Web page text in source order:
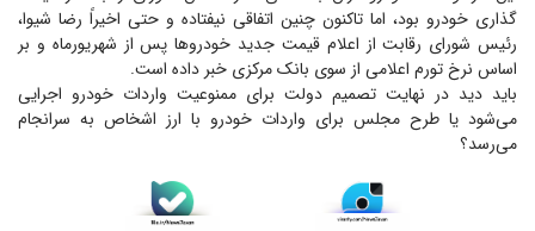
گذاری خودرو بود، اما تاکنون چنین اتفاقی نیفتاده و حتی اخیراً رضا شیوا،
رئیس شورای رقابت از اعلام قیمت جدید خودرو‌ها پس از شهریورماه و بر
اساس نرخ تورم اعلامی از سوی بانک مرکزی خبر داده است.
باید دید در نهایت تصمیم دولت برای ممنوعیت واردات خودرو اجرایی
می‌شود یا طرح مجلس برای واردات خودرو با ارز اشخاص به سرانجام
می‌رسد؟